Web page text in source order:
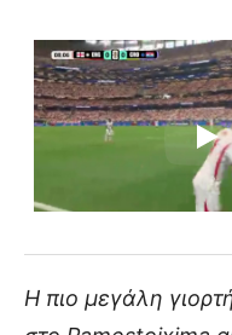
Η πιο μεγάλη